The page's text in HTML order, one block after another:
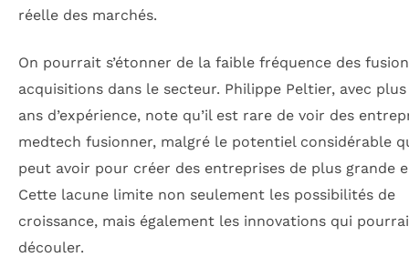
réelle des marchés.
On pourrait s’étonner de la faible fréquence des
acquisitions dans le secteur. Philippe Peltier, avec
ans d’expérience, note qu’il est rare de voir des
medtech fusionner, malgré le potentiel considérable
peut avoir pour créer des entreprises de plus grande
Cette lacune limite non seulement les possibilités de
croissance, mais également les innovations qui
découler.